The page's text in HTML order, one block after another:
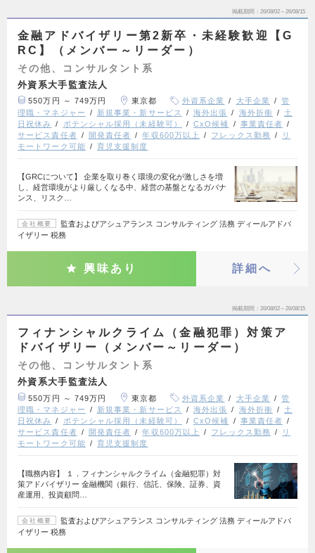
掲載期間 26/08/02～26/08/15
金融アドバイザリー第2新卒・未経験歓迎【G
RC】（メンバー～リーダー）
その他、コンサルタント系
外資系大手監査法人
550万円 ～ 749万円 東京都 外資系企業 大手企業
管
理職・マネジャー
新規事業・新サービス 海外出張 海外折衝
土
日祝休み
ポテンシャル採用（未経験可） CxO候補
事業責任者
サービス責任者
開発責任者 年収600万以上 フレックス勤務
リ
モートワーク可能
育児支援制度
【GRCについて】 企業を取り巻く環境の変化が激しさを増
し、経営環境がより厳しくなる中、経営の基盤となるガバナ
ンス、リスク…
会社概要
監査およびアシュアランス コンサルティング 法務 ディールアドバ
イザリー 税務
興味あり 詳細へ
掲載期間 26/08/02～26/08/15
フィナンシャルクライム（金融犯罪）対策ア
ドバイザリー（メンバー～リーダー）
その他、コンサルタント系
外資系大手監査法人
550万円 ～ 749万円 東京都 外資系企業 大手企業
管
理職・マネジャー
新規事業・新サービス 海外出張 海外折衝
土
日祝休み
ポテンシャル採用（未経験可） CxO候補
事業責任者
サービス責任者
開発責任者 年収600万以上 フレックス勤務
リ
モートワーク可能
育児支援制度
【職務内容】 １．フィナンシャルクライム（金融犯罪）対
策アドバイザリー 金融機関（銀行、信託、保険、証券、資
産運用、投資顧問…
会社概要
監査およびアシュアランス コンサルティング 法務 ディールアドバ
イザリー 税務